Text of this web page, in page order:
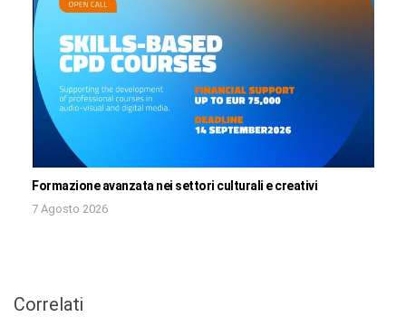
Formazione avanzata nei settori culturali e creativi
7 Agosto 2026
Correlati